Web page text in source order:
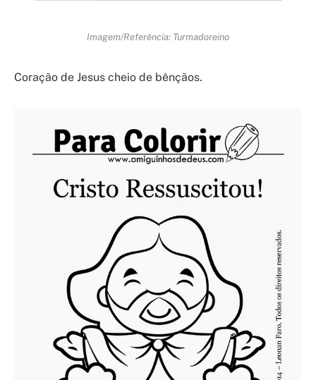
Imagem/Referência: Turmadoreino
Coração de Jesus cheio de bênçãos.